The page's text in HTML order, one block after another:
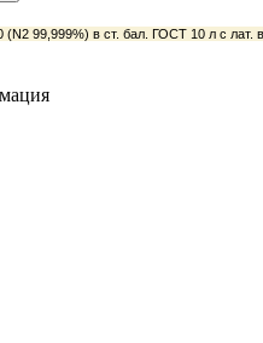
(N2 99,999%) в ст. бал. ГОСТ 10 л с лат.